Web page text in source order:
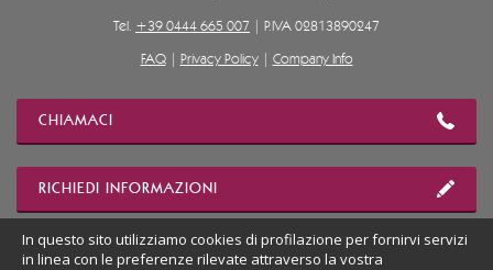
Tel. +39 0444 665 007 | P.IVA 02813890247
FAQ| Privacy Policy| Company Info
CHIAMACI
RICHIEDI INFORMAZIONI
MOSTRA POSIZIONE
In questo sito utilizziamo cookies di profilazione per fornirvi servizi
in linea con le preferenze rilevate attraverso la vostra